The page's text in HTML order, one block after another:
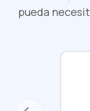
pueda